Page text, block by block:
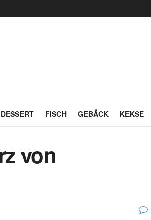
DESSERT FISCH GEBÄCK KEKSE
von